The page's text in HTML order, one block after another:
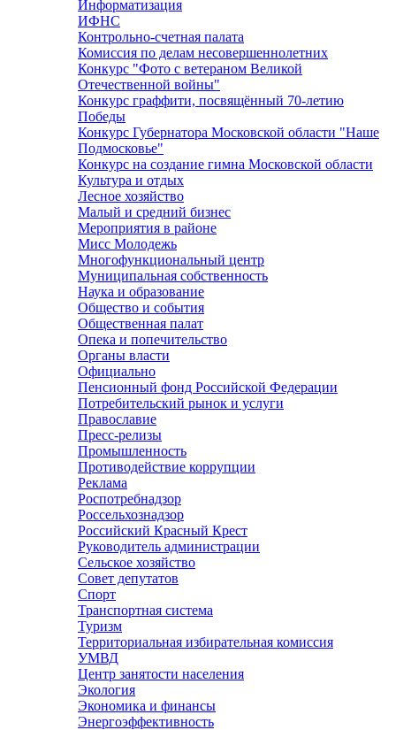
Информатизация
ИФНС
Контрольно-счетная палата
Комиссия по делам несовершеннолетних
Конкурс "Фото с ветераном Великой
Отечественной войны"
Конкурс граффити, посвящённый 70-летию
Победы
Конкурс Губернатора Московской области "Наше
Подмосковье"
Конкурс на создание гимна Московской области
Культура и отдых
Лесное хозяйство
Малый и средний бизнес
Мероприятия в районе
Мисс Молодежь
Многофункциональный центр
Муниципальная собственность
Наука и образование
Общество и события
Общественная палат
Опека и попечительство
Органы власти
Официально
Пенсионный фонд Российской Федерации
Потребительский рынок и услуги
Православие
Пресс-релизы
Промышленность
Противодействие коррупции
Реклама
Роспотребнадзор
Россельхознадзор
Российский Красный Крест
Руководитель администрации
Сельское хозяйство
Совет депутатов
Спорт
Транспортная система
Туризм
Территориальная избирательная комиссия
УМВД
Центр занятости населения
Экология
Экономика и финансы
Энергоэффективность